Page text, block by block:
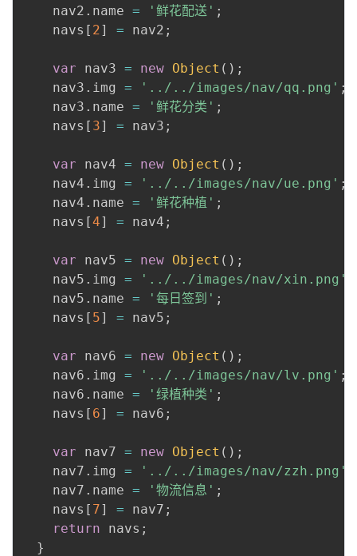
    nav2
. name = '鲜花配送' ;
    navs
[ 2] = nav2 ;
var nav3 = new Object ( ) ;
    nav3
. img = '../../images/nav/qq.png' ;
    nav3
. name = '鲜花分类' ;
    navs
[ 3] = nav3 ;
var nav4 = new Object ( ) ;
    nav4
. img = '../../images/nav/ue.png' ;
    nav4
. name = '鲜花种植' ;
    navs
[4] = nav4 ;
var nav5 = new Object ( ) ;
    nav5
. img = '../../images/nav/xin.png'
    nav5
. name = '每日签到' ;
    navs
[ 5] = nav5 ;
var nav6 = new Object ( ) ;
    nav6
. img = '../../images/nav/lv.png' ;
    nav6
. name = '绿植种类' ;
    navs
[ 6] = nav6 ;
var nav7 = new Object ( ) ;
    nav7
. img = '../../images/nav/zzh.png'
    nav7
. name = '物流信息' ;
    navs
[ 7] = nav7 ;
return navs ;
}